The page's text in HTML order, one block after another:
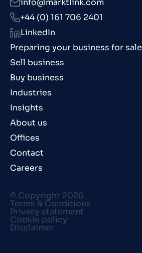
Preparing your business for sale
Sell business
Buy business
Industries
Insights
About us
Offices
Contact
Careers
info@marktlink.com
+44 (0) 161 706 2401
LinkedIn
© Copyright 2026
Terms & Conditions
Privacy statement
Cookie policy
Disclaimer